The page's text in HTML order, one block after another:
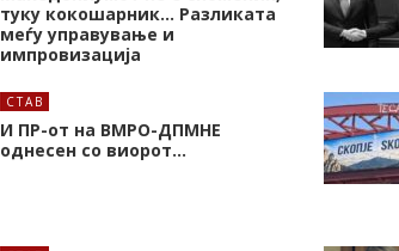
туку кокошарник… Разликата
меѓу управување и
импровизација
СТАВ
И ПР-от на ВМРО-ДПМНЕ
однесен со виорот…